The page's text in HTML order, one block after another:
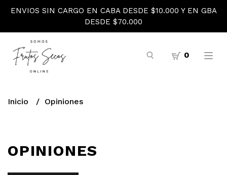
ENVIOS SIN CARGO EN CABA DESDE $10.000 Y EN GBA
DESDE $70.000
0
Inicio Opiniones
OPINIONES